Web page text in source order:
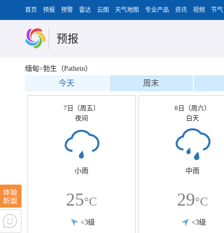
首页 预报 预警 雷达 云图 天气地图 专业产品 资讯 视频 节气
预报
缅甸>勃生（Pathein）
今天 周末
7日（周五）
夜间
小雨
25°C
<3级
8日（周六）
白天
中雨
29°C
<3级